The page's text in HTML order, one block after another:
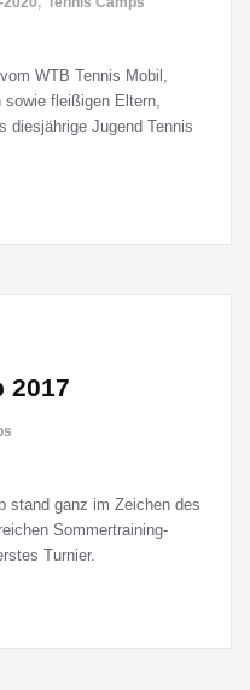
WTB Tennis Mobil,
fleißigen Eltern,
diesjährige Jugend Tennis
2017
stand ganz im Zeichen des
Sommertraining-
Turnier.